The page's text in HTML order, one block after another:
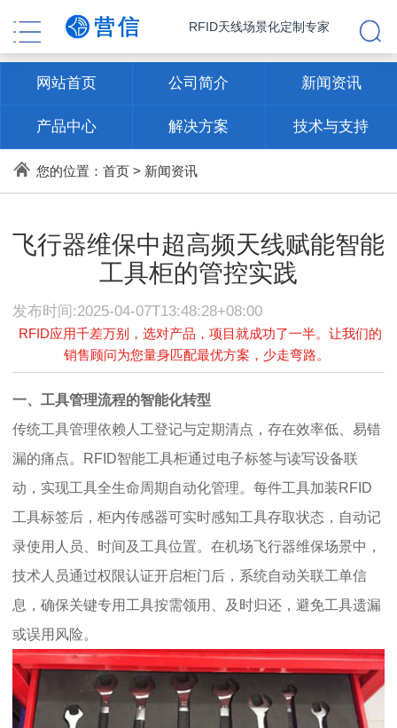
RFID天线场景化定制专家
网站首页 公司简介 新闻资讯
产品中心 解决方案 技术与支持
联系方式
您的位置： 首页> 新闻资讯
飞行器维保中超高频天线赋能智能
工具柜的管控实践
发布时间:2025-04-07T13:48:28+08:00
RFID应用千差万别，选对产品，项目就成功了一半。让我们的
销售顾问为您量身匹配最优方案，少走弯路。
一、工具管理流程的智能化转型
传统工具管理依赖人工登记与定期清点，存在效率低、易错
漏的痛点。RFID智能工具柜通过电子标签与读写设备联
动，实现工具全生命周期自动化管理。每件工具加装RFID
工具标签后，柜内传感器可实时感知工具存取状态，自动记
录使用人员、时间及工具位置。在机场飞行器维保场景中，
技术人员通过权限认证开启柜门后，系统自动关联工单信
息，确保关键专用工具按需领用、及时归还，避免工具遗漏
或误用风险。